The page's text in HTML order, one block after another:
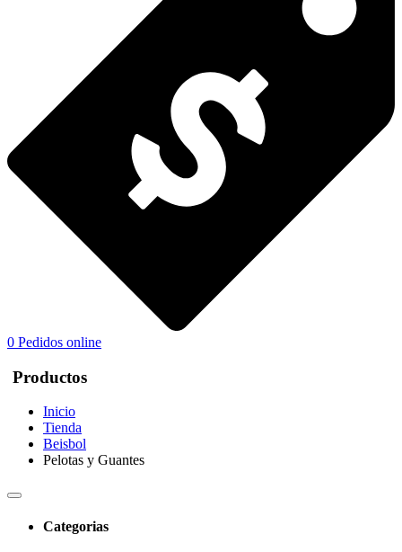
0 Pedidos online
Productos
Inicio
Tienda
Beisbol
Pelotas y Guantes
Categorias